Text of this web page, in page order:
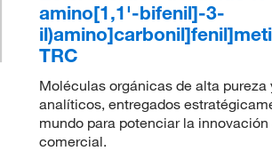
amino[1,1'-bifenil]-3-
TRC
Moléculas orgánicas de alta pureza
analíticos, entregados
mundo para potenciar la
comercial.